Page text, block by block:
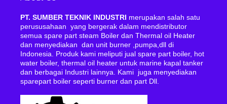
PT. SUMBER TEKNIK INDUSTRI merupakan salah satu
perususahaan yang bergerak dalam mendistributor
semua spare part steam Boiler dan Thermal oil Heater
dan menyediakan dan unit burner ,pumpa,dll di
Indonesia. Produk kami meliputi jual spare part boiler, hot
water boiler, thermal oil heater untuk marine kapal tanker
dan berbagai Industri lainnya. Kami juga menyediakan
sparepart boiler seperti burner dan part Dll.